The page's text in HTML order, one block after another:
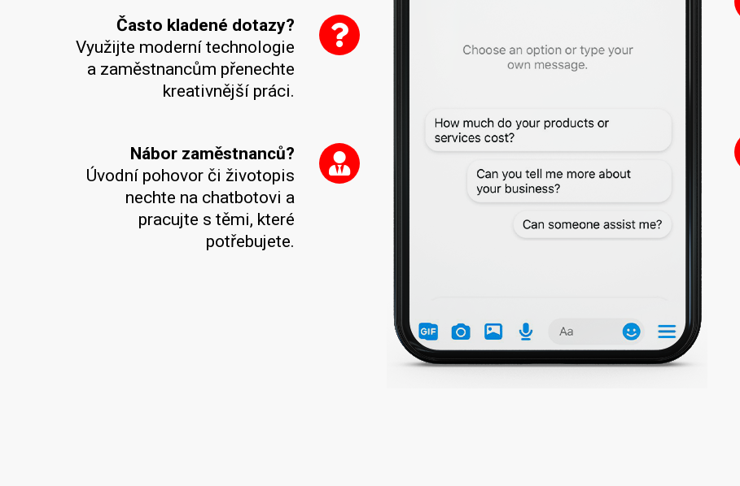
Často kladené dotazy?
Využijte moderní technologie
a zaměstnancům přenechte
kreativnější práci.
Nábor zaměstnanců?
Úvodní pohovor či životopis
nechte na chatbotovi a
pracujte s těmi, které
potřebujete.